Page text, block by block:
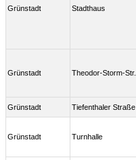
Grünstadt Stadthaus
Grünstadt Theodor-Storm-Str.
Grünstadt Tiefenthaler Straße
Grünstadt Turnhalle